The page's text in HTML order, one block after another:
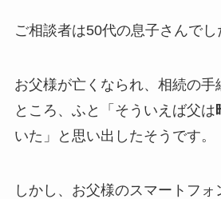
ご相談者は50代の息子さんでし
お父様が亡くなられ、相続の手
ところ、ふと「そういえば父は
いた」と思い出したそうです。
しかし、お父様のスマートフ